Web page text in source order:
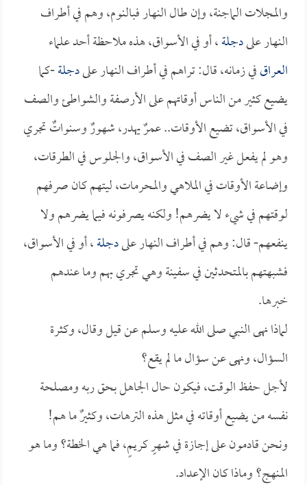
والمجلات الماجنة، وإن طال النهار فبالنوم، وهم في أطراف
النهار علىدجلة، أو في الأسواق، هذه ملاحظة أحد علماء
العراقفي زمانه، قال: تراهم في أطراف النهار علىدجلة-كما
يضيع كثير من الناس أوقاتهم على الأرصفة والشواطئ والصف
في الأسواق، تضيع الأوقات.. عمرٌ يهدر، شهورٌ وسنواتٌ تجري
وهو لم يفعل غير الصف في الأسواق، والجلوس في الطرقات،
وإضاعة الأوقات في الملاهي والمحرمات، ليتهم كان صرفهم
لوقتهم في شيء لا يضرهم! ولكنه يصرفونه فيما يضرهم ولا
ينفعهم- قال: وهم في أطراف النهار علىدجلة، أو في الأسواق،
فشبهتهم بالمتحدثين في سفينة وهي تجري بهم وما عندهم
خبرها.
لماذا نهى النبي صلى الله عليه وسلم عن قيل وقال، وكثرة
السؤال، ونهى عن سؤال ما لم يقع؟
لأجل حفظ الوقت، فيكون حال الجاهل بحق ربه ومصلحة
نفسه من يضيع أوقاته في مثل هذه الترهات، وكثيرٌ ما هم!
ونحن قادمون على إجازة في شهرٍ كريمٍ، فما هي الخطة؟ وما هو
المنهج؟ وماذا كان الإعداد.